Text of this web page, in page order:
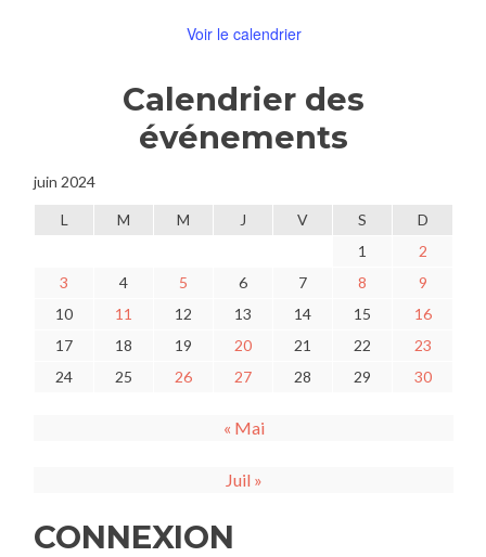
Voir le calendrier
Calendrier des
événements
juin 2024
L M M J V S
D
1
2
3
4 5 6 7 8
9
10
11 12 13 14 15
16
17
18 19 20 21 22
23
24
25 26 27 28 29 30
« Mai
Juil »
CONNEXION